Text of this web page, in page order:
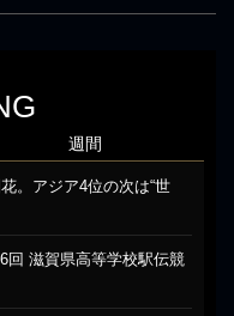
。アジア4位の次は“世
回 滋賀県高等学校駅伝競
週間